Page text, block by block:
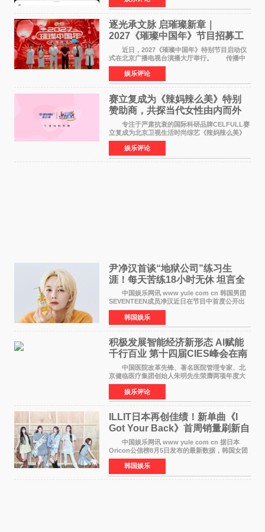
竞社负责人和现
逐光承文脉 启璀璨新章｜
2027《璀璨中国年》节目招募工
作圆满启动
近日，2027《璀璨中国年》特别节目启动仪
式在北京广播电视台演播大厅举行。 传播中
华优秀传统文化，弘扬纯正国风艺术，打造高规
格、高质感、正能量的文艺盛典，是璀璨中国年
矢志不渝的初心
娱乐评论
赛立复成为《辣妈辣么美》特别
赞助商，共探当代女性由内而外
活力美
专注于严肃抗衰的国际科研品牌CELFULL赛
立复成为北京卫视生活时尚综艺《辣妈辣么美》
的特别赞助商,明星辣妈袁咏仪倾情参与，向广大
都市女性传递健康生活新主张，寄语当代女性在
家庭与自我之间
娱乐评论
尹净汉首谈“地狱公司”练习生
涯！每天苦练18小时无休 坦言全
靠成员撑过来
中国娱乐网讯 www yule com cn 韩国男团
SEVENTEEN成员净汉近日在节目中首度公开出
道前的残酷练习生经历，并提及经纪公司Pledis
娱乐，引发广泛关注。 在8月2日播出的日本
TBS综艺节目《周
韩国娱乐
积极发展智能经济新形态 Al赋能
千行百业 第十四届CIES峰会在南
京盛大召开
中国医院改革先锋、著名医院管理专家、北
京健临医疗集团创始人朱明先生荣膺两项年度大
奖 2026年7月31日，盛夏金陵，长江之畔，
以重落地·真务实·强链接为主题的2026&lsquo;人
工智能+&rsquo
娱乐评论
ILLIT日本再创佳绩！新单曲《I
Got Your Back》首周销量刷新自
身纪录
中国娱乐网讯 www yule com cn 据日本
Oricon公信榜8月5日发布的最新数据，韩国女团
ILLIT在日本发行的第二张单曲《I Got Your
Back》首周销量达到71,009张，成功跻身最新一
期周单曲排行
韩国娱乐